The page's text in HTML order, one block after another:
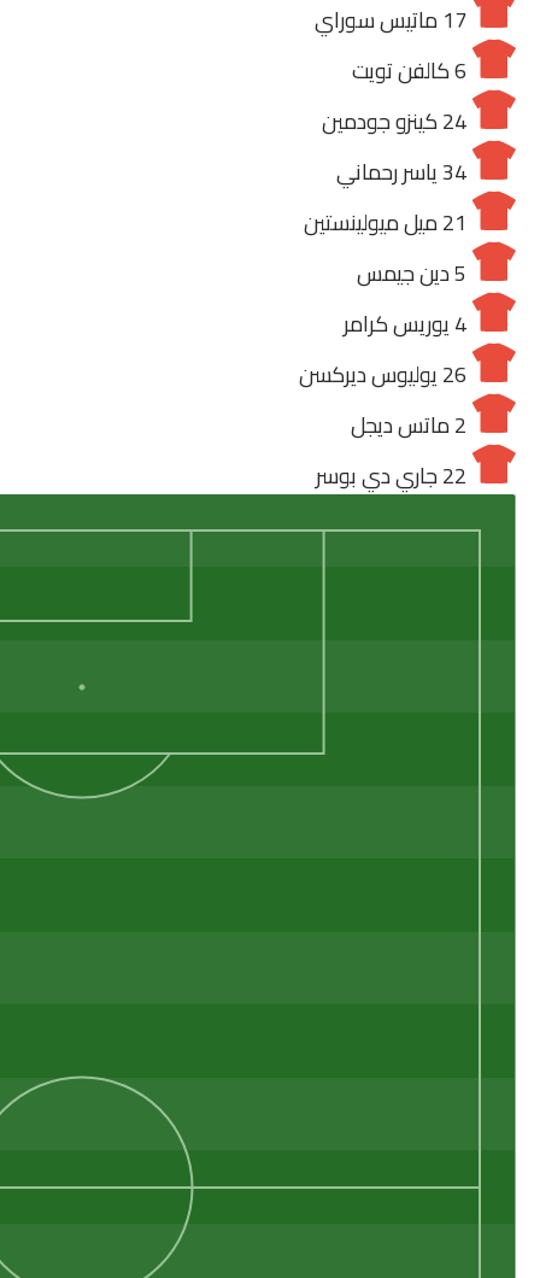
17ماتيس سوراي
6كالفن تويت
24كينزو جودمين
34ياسر رحماني
21ميل ميولينستين
5دين جيمس
4يوريس كرامر
26يوليوس ديركسن
2ماتس ديجل
22جاري دي بوسر